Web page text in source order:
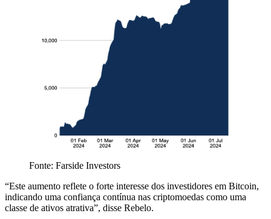
Fonte: Farside Investors
“Este aumento reflete o forte interesse dos investidores em Bitcoin,
indicando uma confiança contínua nas criptomoedas como uma
classe de ativos atrativa”, disse Rebelo.